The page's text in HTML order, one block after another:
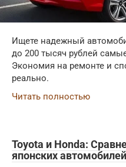
Ищете надежный
до 200 тысяч рублей
Экономия на ремонте и
реально.
Читать полностью
Toyota и Honda:
японских автомобилей